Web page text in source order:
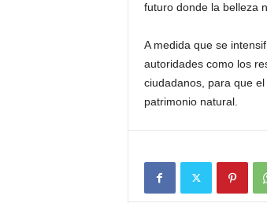
futuro donde la belleza
A medida que se
autoridades como los
ciudadanos, para que
patrimonio natural.